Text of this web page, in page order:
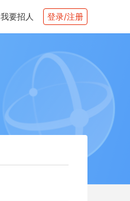
我要招人 登录/注册